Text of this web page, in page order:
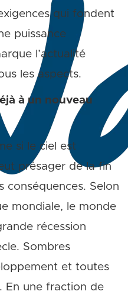
qui fondent
puissance
l’actualité
les aspects.
à un nouveau
si le ciel est
présager de la fin
conséquences. Selon
mondiale, le monde
récession
Sombres
et toutes
En une fraction de